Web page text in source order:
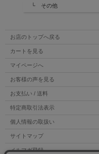
└ その他
お店のトップへ戻る
カートを見る
マイページへ
お客様の声を見る
お支払い / 送料
特定商取引法表示
個人情報の取扱い
サイトマップ
メルマガ登録